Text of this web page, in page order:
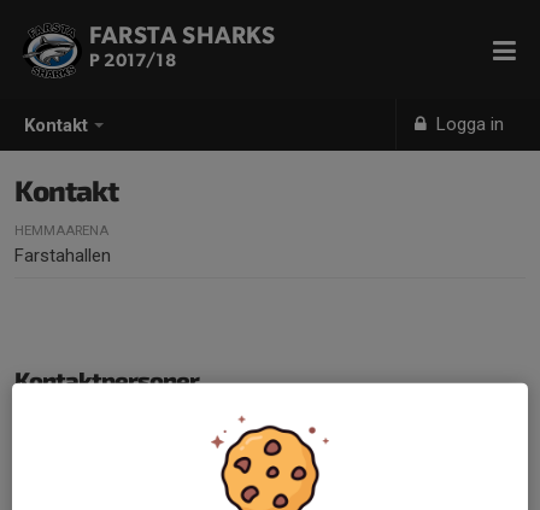
Kontakt Logga in
FARSTA SHARKS
P 2017/18
Kontakt
HEMMAARENA
Farstahallen
Kontaktpersoner
p1718@farstaibk.se